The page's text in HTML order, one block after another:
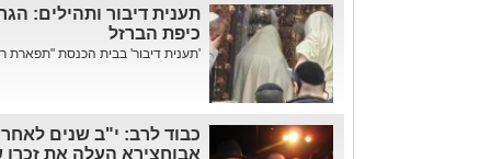
תענית דיבור ותהילים:
כיפת הברזל
'תענית דיבור' בבית הכנסת "תפארת
כבוד לרב: י"ב שנים
אבוחצירא העלה את זכרו